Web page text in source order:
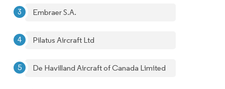
Embraer S.A.
Pilatus Aircraft Ltd
De Havilland Aircraft of Canada Limited